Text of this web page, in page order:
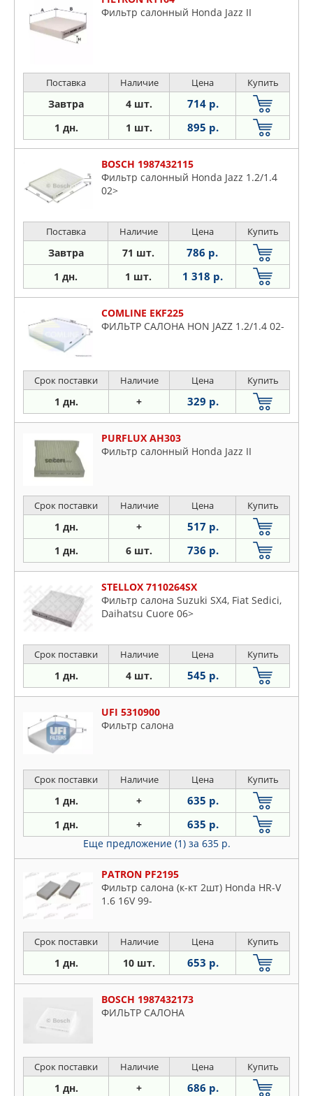
Фильтр салонный Honda Jazz II
Поставка Наличие Цена Купить
Завтра 4 шт. 714 р.
1 дн. 1 шт. 895 р.
BOSCH 1987432115
Фильтр салонный Honda Jazz 1.2/1.4
02>
Поставка Наличие Цена Купить
Завтра 71 шт. 786 р.
1 дн. 1 шт. 1 318 р.
COMLINE EKF225
ФИЛЬТР САЛОНА HON JAZZ 1.2/1.4 02-
Срок поставки Наличие Цена Купить
1 дн. + 329 р.
PURFLUX AH303
Фильтр салонный Honda Jazz II
Срок поставки Наличие Цена Купить
1 дн. + 517 р.
1 дн. 6 шт. 736 р.
STELLOX 7110264SX
Фильтр салона Suzuki SX4, Fiat Sedici,
Daihatsu Cuore 06>
Срок поставки Наличие Цена Купить
1 дн. 4 шт. 545 р.
UFI 5310900
Фильтр салона
Срок поставки Наличие Цена Купить
1 дн. + 635 р.
1 дн. + 635 р.
Еще предложение (1) за 635 р.
PATRON PF2195
Фильтр салона (к-кт 2шт) Honda HR-V
1.6 16V 99-
Срок поставки Наличие Цена Купить
1 дн. 10 шт. 653 р.
BOSCH 1987432173
ФИЛЬТР САЛОНА
Срок поставки Наличие Цена Купить
1 дн. + 686 р.